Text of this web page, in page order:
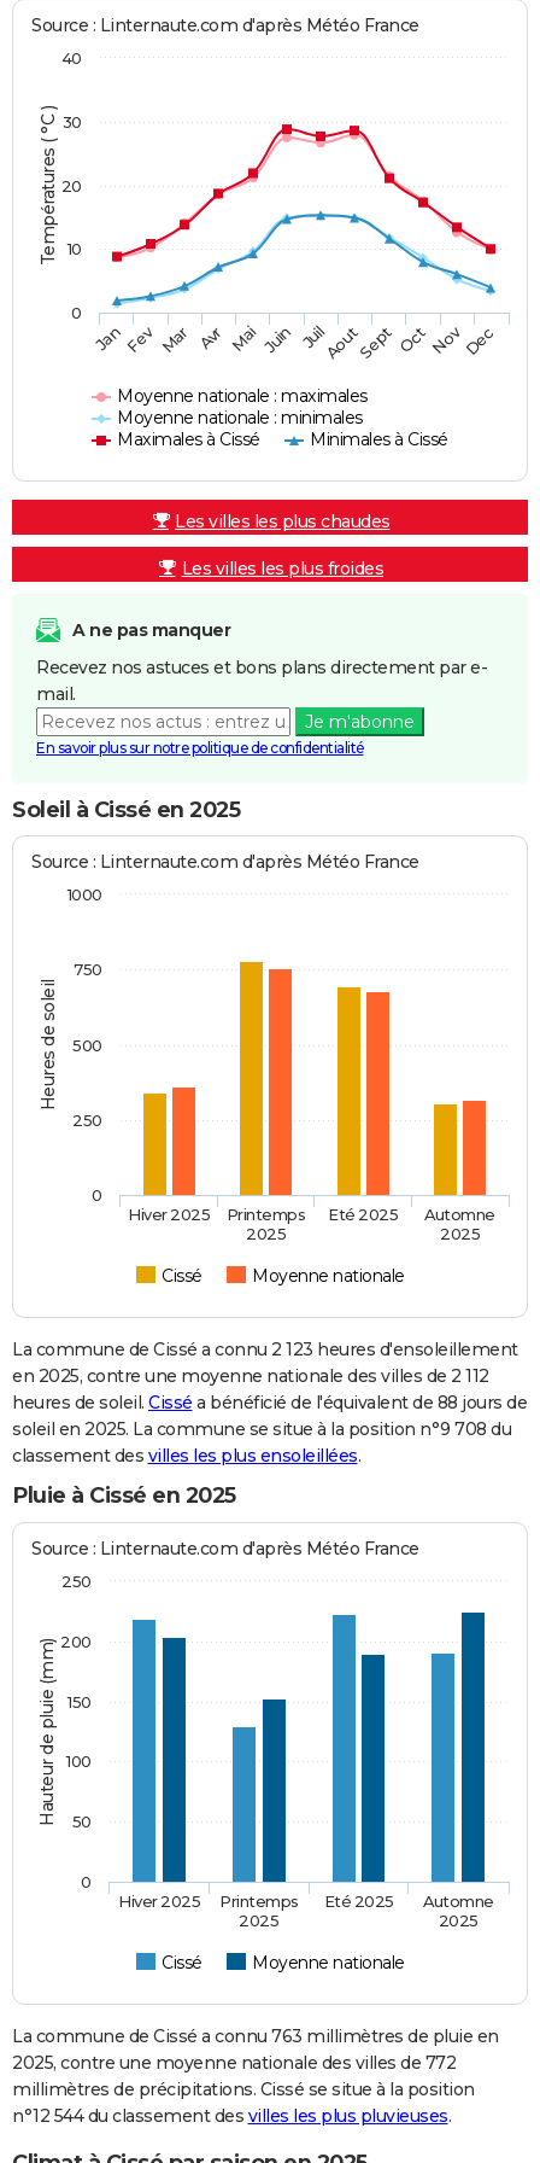
Températures ( °C )
Source : Linternaute.com d'après Météo France
Moyenne nationale : maximales
Moyenne nationale : minimales
Maximales à Cissé
Minimales à Cissé
JanFev Mar Avr Mai Juin JuilAoutSept OctNovDec
0
10
20
30
40
Les villes les plus chaudes
Les villes les plus froides
A ne pas manquer
Recevez nos astuces et bons plans directement par e-
mail.
Je m'abonne
En savoir plus sur notre politique de confidentialité
Soleil à Cissé en 2025
Heures de soleil
Source : Linternaute.com d'après Météo France
Cissé Moyenne nationale
Hiver 2025
Printemps
2025
Eté 2025
Automne
2025
0
1000
250
500
750
La commune de Cissé a connu 2 123 heures d'ensoleillement
en 2025, contre une moyenne nationale des villes de 2 112
heures de soleil. Cissé a bénéficié de l'équivalent de 88 jours de
soleil en 2025. La commune se situe à la position n°9 708 du
classement des villes les plus ensoleillées.
Pluie à Cissé en 2025
Hauteur de pluie (mm)
Source : Linternaute.com d'après Météo France
Cissé Moyenne nationale
Hiver 2025
Printemps
2025
Eté 2025
Automne
2025
0
50
100
150
200
250
La commune de Cissé a connu 763 millimètres de pluie en
2025, contre une moyenne nationale des villes de 772
millimètres de précipitations. Cissé se situe à la position
n°12 544 du classement des villes les plus pluvieuses.